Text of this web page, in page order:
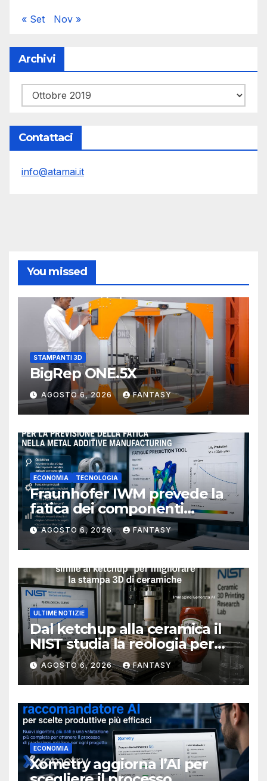
« Set Nov »
Archivi
Archivi
Contattaci
info@atamai.it
You missed
STAMPANTI 3D
BigRep ONE.5X
AGOSTO 6, 2026 FANTASY
ECONOMIA TECNOLOGIA
Fraunhofer IWM prevede la
fatica dei componenti
metallici stampati in 3D
AGOSTO 6, 2026 FANTASY
ULTIME NOTIZIE
Dal ketchup alla ceramica il
NIST studia la reologia per
rendere più affidabile la
stampa 3D
AGOSTO 6, 2026 FANTASY
ECONOMIA
Xometry aggiorna l’AI per